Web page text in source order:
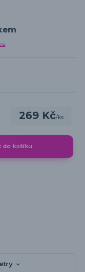
269 Kč/ks
do košíku